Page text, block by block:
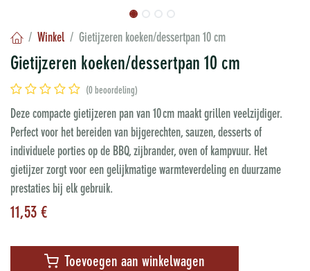
Winkel Gietijzeren koeken/dessertpan 10 cm
Gietijzeren koeken/dessertpan 10 cm
(0 beoordeling)
Deze compacte gietijzeren pan van 10 cm maakt grillen veelzijdiger.
Perfect voor het bereiden van bijgerechten, sauzen, desserts of
individuele porties op de BBQ, zijbrander, oven of kampvuur. Het
gietijzer zorgt voor een gelijkmatige warmteverdeling en duurzame
prestaties bij elk gebruik.
11,53 €
Toevoegen aan winkelwagen